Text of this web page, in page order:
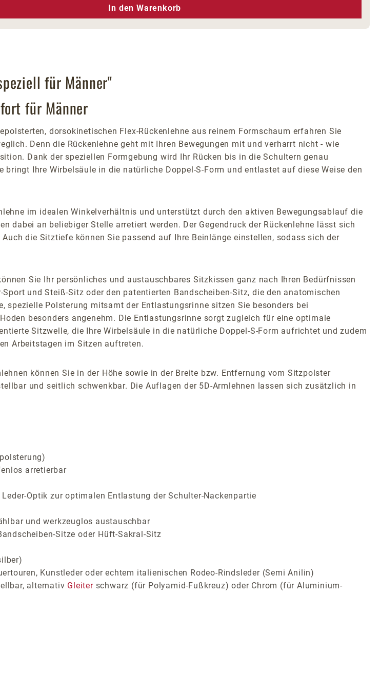
benutze die Schaltflächen um die Anzahl zu erhöhen oder zu
In den Warenkorb
für Männer"
für Männer
dorsokinetischen Flex-Rückenlehne aus reinem Formschaum erfahren Sie
Denn die Rückenlehne geht mit Ihren Bewegungen mit und verharrt nicht - wie
Dank der speziellen Formgebung wird Ihr Rücken bis in die Schultern genau
Ihre Wirbelsäule in die natürliche Doppel-S-Form und entlastet auf diese Weise den
im idealen Winkelverhältnis und unterstützt durch den aktiven Bewegungsablauf die
dabei an beliebiger Stelle arretiert werden. Der Gegendruck der Rückenlehne lässt sich
die Sitztiefe können Sie passend auf Ihre Beinlänge einstellen, sodass sich der
Sie Ihr persönliches und austauschbares Sitzkissen ganz nach Ihren Bedürfnissen
und Steiß-Sitz oder den patentierten Bandscheiben-Sitz, die den anatomischen
Polsterung mitsamt der Entlastungsrinne sitzen Sie besonders bei
besonders angenehm. Die Entlastungsrinne sorgt zugleich für eine optimale
Sitzwelle, die Ihre Wirbelsäule in die natürliche Doppel-S-Form aufrichtet und zudem
Arbeitstagen im Sitzen auftreten.
können Sie in der Höhe sowie in der Breite bzw. Entfernung vom Sitzpolster
und seitlich schwenkbar. Die Auflagen der 5D-Armlehnen lassen sich zusätzlich in
arretierbar
Optik zur optimalen Entlastung der Schulter-Nackenpartie
und werkzeuglos austauschbar
Sitze oder Hüft-Sakral-Sitz
Kunstleder oder echtem italienischen Rodeo-Rindsleder (Semi Anilin)
alternativ Gleiterschwarz (für Polyamid-Fußkreuz) oder Chrom (für Aluminium-